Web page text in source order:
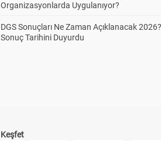
Organizasyonlarda Uygulanıyor?
DGS Sonuçları Ne Zaman Açıklanacak
Sonuç Tarihini Duyurdu
Keşfet